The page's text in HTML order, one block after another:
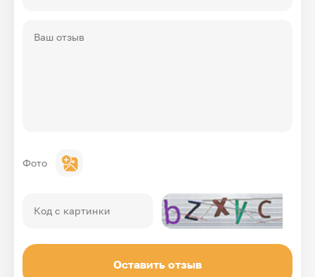
Ваш отзыв
Фото
Код с картинки
Оставить отзыв